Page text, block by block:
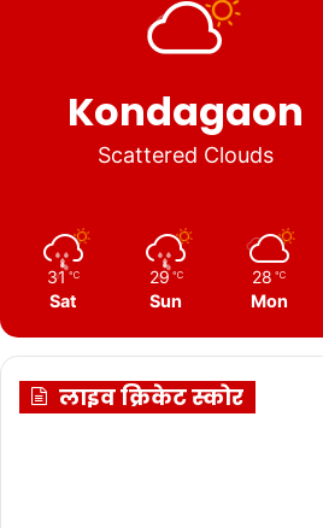
Kondagaon
Scattered Clouds
31 ℃
Sat
29 ℃
Sun
28 ℃
Mon
लाइव क्रिकेट स्कोर